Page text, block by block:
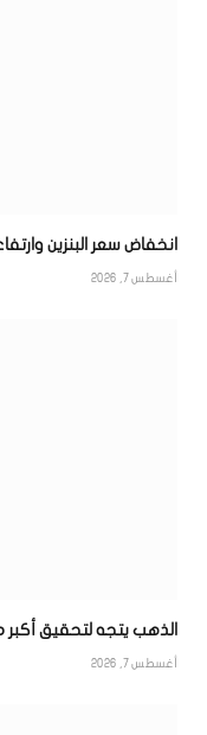
انخفاض سعر البنزين
أغسطس 7, 2026
الذهب يتجه لتحقيق أكبر
أغسطس 7, 2026